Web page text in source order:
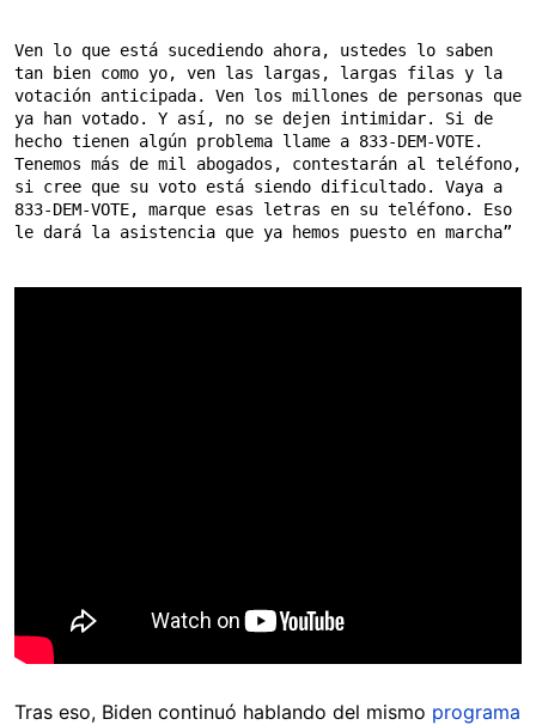
Ven lo que está sucediendo ahora, ustedes lo saben
tan bien como yo, ven las largas, largas filas y la
votación anticipada. Ven los millones de personas que
ya han votado. Y así, no se dejen intimidar. Si de
hecho tienen algún problema llame a 833-DEM-VOTE.
Tenemos más de mil abogados, contestarán al teléfono,
si cree que su voto está siendo dificultado. Vaya a
833-DEM-VOTE, marque esas letras en su teléfono. Eso
le dará la asistencia que ya hemos puesto en marcha”
Tras eso, Biden continuó hablando del mismo programa